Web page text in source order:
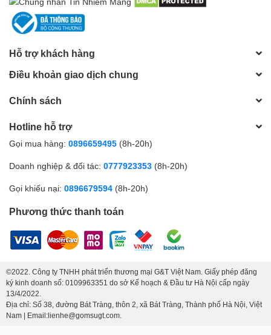
Hỗ trợ khách hàng
Điều khoản giao dịch chung
Chính sách
Hotline hỗ trợ
Gọi mua hàng: 0896659495 (8h-20h)
Doanh nghiệp & đối tác: 0777923353 (8h-20h)
Gọi khiếu nại: 0896679594 (8h-20h)
Phương thức thanh toán
©2022. Công ty TNHH phát triển thương mại G&T Việt Nam. Giấy phép đăng
ký kinh doanh số: 0109963351 do sở Kế hoạch & Đầu tư Hà Nội cấp ngày
13/4/2022.
Địa chỉ: Số 38, đường Bát Tràng, thôn 2, xã Bát Tràng, Thành phố Hà Nội, Việt
Nam | Email:lienhe@gomsugt.com.